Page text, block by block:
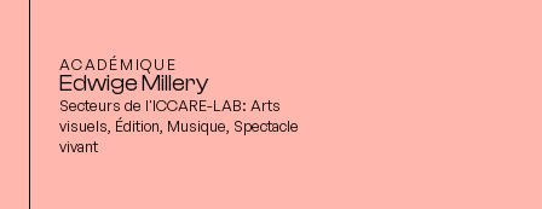
ACADÉMIQUE
Edwige Millery
Secteurs de l'ICCARE-LAB: Arts
visuels, Édition, Musique, Spectacle
vivant